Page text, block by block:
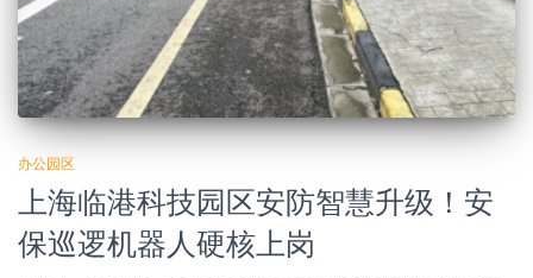
办公园区
上海临港科技园区安防智慧升级！安
保巡逻机器人硬核上岗